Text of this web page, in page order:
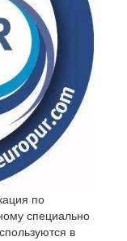
была
ITV
уполномочена
организма и
по
специально
в